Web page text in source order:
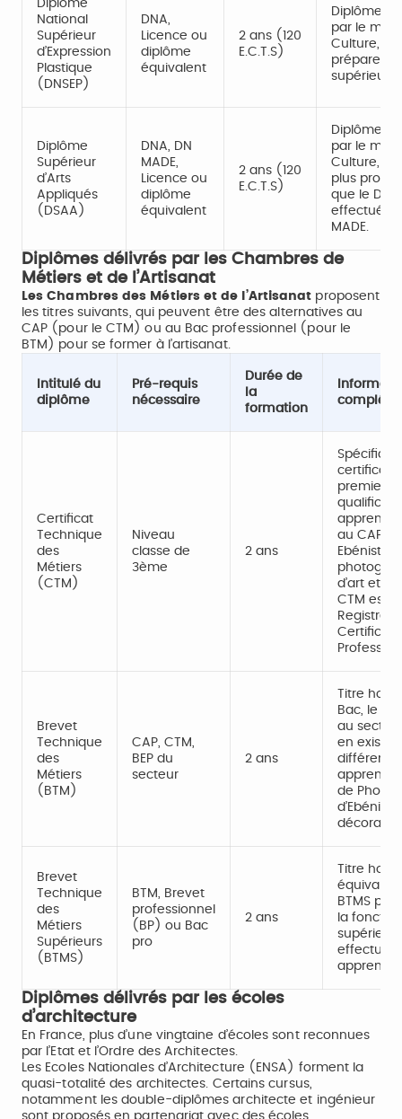
Diplôme
National
Supérieur
d’Expression
Plastique
(DNSEP)
DNA,
Licence ou
diplôme
équivalent
2 ans (120
E.C.T.S)
Diplôme
par le
Culture, le
prépare
Diplôme
Supérieur
d’Arts
Appliqués
(DSAA)
DNA, DN
MADE,
Licence ou
diplôme
équivalent
2 ans (120
E.C.T.S)
Diplôme
par le
Culture, le
plus
que le
effectué à
MADE.
Diplômes délivrés par les Chambres de
Métiers et de l’Artisanat
Les Chambres des Métiers et de l’Artisanat proposent
les titres suivants, qui peuvent être des alternatives au
CAP (pour le CTM) ou au Bac professionnel (pour le
BTM) pour se former à l’artisanat.
Intitulé du
diplôme
Pré-requis
nécessaire
Durée de
la
formation
Certificat
Technique
des
Métiers
(CTM)
Niveau
classe de
3ème
2 ans
certificat
premier
au CAP. Il
Ebéniste,
d’art et
CTM est
Registre
Brevet
Technique
des
Métiers
(BTM)
CAP, CTM,
BEP du
secteur
2 ans
Titre
Bac, le
au
en existe
de
Brevet
Technique
des
Métiers
Supérieurs
(BTMS)
BTM, Brevet
professionnel
(BP) ou Bac
pro
2 ans
Titre
BTMS
la
supérieur.
effectué
Diplômes délivrés par les écoles
d’architecture
En France, plus d’une vingtaine d’écoles sont reconnues
par l’Etat et l’Ordre des Architectes.
Les Ecoles Nationales d’Architecture (ENSA) forment la
quasi-totalité des architectes. Certains cursus,
notamment les double-diplômes architecte et ingénieur
sont proposés en partenariat avec des écoles